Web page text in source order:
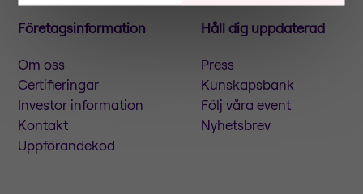
Företagsinformation
Om oss
Certifieringar
Investor information
Kontakt
Uppförandekod
Håll dig uppdaterad
Press
Kunskapsbank
Följ våra event
Nyhetsbrev